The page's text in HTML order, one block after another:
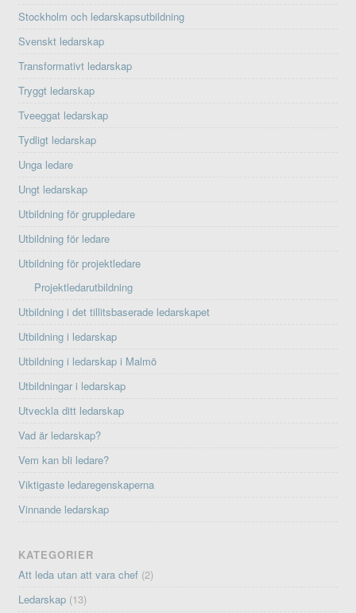
Stockholm och ledarskapsutbildning
Svenskt ledarskap
Transformativt ledarskap
Tryggt ledarskap
Tveeggat ledarskap
Tydligt ledarskap
Unga ledare
Ungt ledarskap
Utbildning för gruppledare
Utbildning för ledare
Utbildning för projektledare
Projektledarutbildning
Utbildning i det tillitsbaserade ledarskapet
Utbildning i ledarskap
Utbildning i ledarskap i Malmö
Utbildningar i ledarskap
Utveckla ditt ledarskap
Vad är ledarskap?
Vem kan bli ledare?
Viktigaste ledaregenskaperna
Vinnande ledarskap
KATEGORIER
Att leda utan att vara chef (2)
Ledarskap (13)